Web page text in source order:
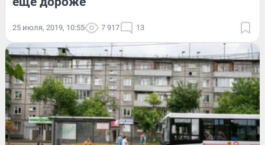
25 июля, 2019, 10:55 7 917 13